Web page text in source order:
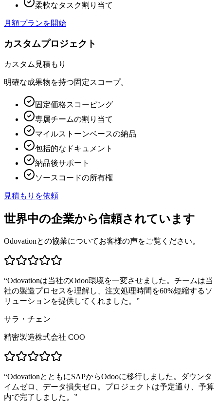
柔軟なタスク割り当て
月額プランを開始
カスタムプロジェクト
カスタム 見積もり
明確な成果物を持つ固定スコープ。
固定価格スコーピング
専属チームの割り当て
マイルストーンベースの納品
包括的なドキュメント
納品後サポート
ソースコードの所有権
見積もりを依頼
世界中の企業から信頼されています
Odovationとの協業についてお客様の声をご覧ください。
“Odovationは当社のOdoo環境を一変させました。チームは当
社の製造プロセスを理解し、注文処理時間を60%短縮するソ
リューションを提供してくれました。 ”
サラ・チェン
精密製造株式会社 COO
“OdovationとともにSAPからOdooに移行しました。ダウンタ
イムゼロ、データ損失ゼロ。プロジェクトは予定通り、予算
内で完了しました。 ”